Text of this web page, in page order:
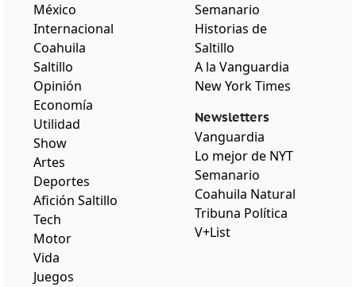
México
Internacional
Coahuila
Saltillo
Opinión
Economía
Utilidad
Show
Artes
Deportes
Afición Saltillo
Tech
Motor
Vida
Juegos
Semanario
Historias de
Saltillo
A la Vanguardia
New York Times
Newsletters
Vanguardia
Lo mejor de NYT
Semanario
Coahuila Natural
Tribuna Política
V+List